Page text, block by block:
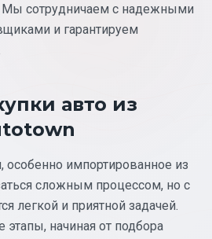
сотрудничаем с надежными
и гарантируем
авто из
особенно импортированное из
сложным процессом, но с
легкой и приятной задачей.
начиная от подбора